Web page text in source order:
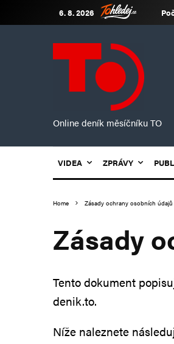
6. 8. 2026
Online deník měsíčníku TO
VIDEA ZPRÁVY
Home Zásady ochrany osobních údajů
Zásady
Tento dokument popisuje, jak společnost LRC media s.r.o. (viz definice níže) zpracovává vaše osobní údaje, když navštívíte webové stránky
denik.to.
Níže naleznete